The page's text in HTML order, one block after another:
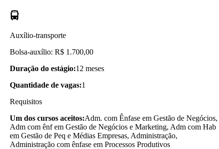
Auxílio-transporte
Bolsa-auxílio: R$ 1.700,00
Duração do estágio:12 meses
Quantidade de vagas:1
Requisitos
Um dos cursos aceitos:Adm. com Ênfase em Gestão de Negócios,
Adm com ênf em Gestão de Negócios e Marketing, Adm com Hab
em Gestão de Peq e Médias Empresas, Administração,
Administração com ênfase em Processos Produtivos